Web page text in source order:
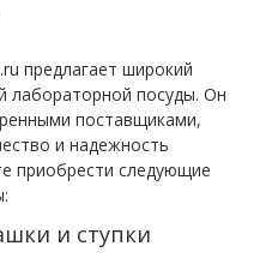
предлагает широкий
лабораторной посуды. Он
поставщиками,
и надежность
приобрести следующие
и ступки